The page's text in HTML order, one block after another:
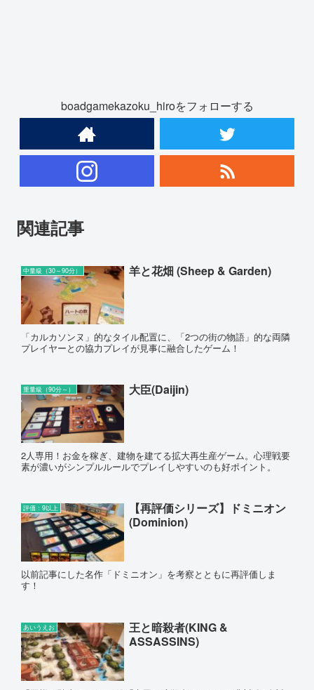
boadgamekazoku_hiroをフォローする
関連記事
中量級（30～90分） 羊と花畑 (Sheep & Garden)
「カルカソンヌ」的なタイル配置に、「2つの街の物語」的な両隣
プレイヤーとの協力プレイが見事に融合したゲーム！
重量級（90分～） 大臣(Daijin)
2人専用！お金を稼ぎ、建物を建てる拡大再生産ゲーム。心理戦要
素が濃いがシンプルルールでプレイしやすいのも好ポイント。
評価：9以上
【再評価シリーズ】ドミニオン
(Dominion)
以前記事にした名作「ドミニオン」を考察とともに再評価しま
す！
あいうえお
王と暗殺者(KING &
ASSASSINS)